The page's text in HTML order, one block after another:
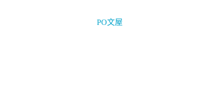
PO文屋